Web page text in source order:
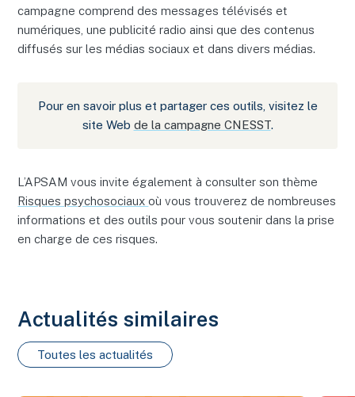
campagne comprend des messages télévisés et
numériques, une publicité radio ainsi que des contenus
diffusés sur les médias sociaux et dans divers médias.
Pour en savoir plus et partager ces outils, visitez le
site Web de la campagne CNESST.
L’APSAM vous invite également à consulter son thème
Risques psychosociauxoù vous trouverez de nombreuses
informations et des outils pour vous soutenir dans la prise
en charge de ces risques.
Actualités similaires
Toutes les actualités